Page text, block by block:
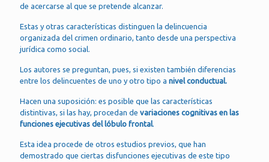
de acercarse al que se pretende alcanzar.
Estas y otras características distinguen la delincuencia
organizada del crimen ordinario, tanto desde una perspectiva
jurídica como social.
Los autores se preguntan, pues, si existen también diferencias
entre los delincuentes de uno y otro tipo a nivel conductual.
Hacen una suposición: es posible que las características
distintivas, si las hay, procedan de variaciones cognitivas en las
funciones ejecutivas del lóbulo frontal.
Esta idea procede de otros estudios previos, que han
demostrado que ciertas disfunciones ejecutivas de este tipo